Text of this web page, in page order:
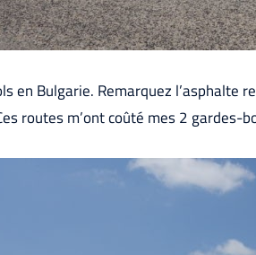
en Bulgarie. Remarquez l’asphalte
routes m’ont coûté mes 2 gardes-